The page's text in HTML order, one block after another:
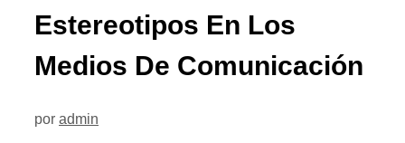
Estereotipos En Los
Medios De Comunicación
por admin